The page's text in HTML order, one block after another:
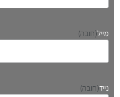
ט
מייל(חובה)
נייד(חובה)